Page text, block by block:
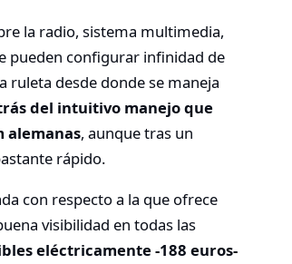
la radio, sistema multimedia,
pueden configurar infinidad de
ruleta desde donde se maneja
del intuitivo manejo que
alemanas, aunque tras un
rápido.
con respecto a la que ofrece
visibilidad en todas las
eléctricamente -188 euros-